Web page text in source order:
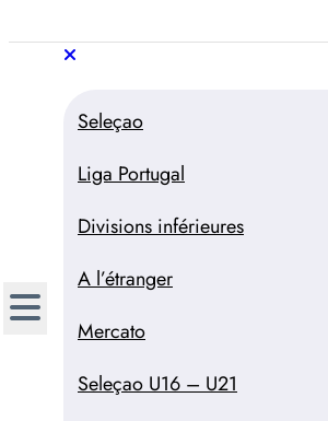
au
Trivela
L'actualité du football
Seleçao
Liga Portugal
Divisions inférieures
A l’étranger
Mercato
Seleçao U16 – U21